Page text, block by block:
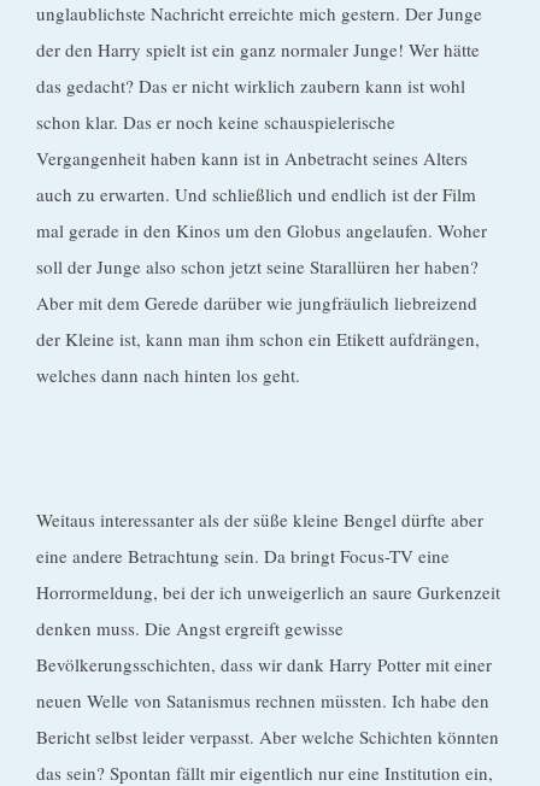
unglaublichste Nachricht erreichte mich gestern. Der Junge
der den Harry spielt ist ein ganz normaler Junge! Wer hätte
das gedacht? Das er nicht wirklich zaubern kann ist wohl
schon klar. Das er noch keine schauspielerische
Vergangenheit haben kann ist in Anbetracht seines Alters
auch zu erwarten. Und schließlich und endlich ist der Film
mal gerade in den Kinos um den Globus angelaufen. Woher
soll der Junge also schon jetzt seine Starallüren her haben?
Aber mit dem Gerede darüber wie jungfräulich liebreizend
der Kleine ist, kann man ihm schon ein Etikett aufdrängen,
welches dann nach hinten los geht.
Weitaus interessanter als der süße kleine Bengel dürfte aber
eine andere Betrachtung sein. Da bringt Focus-TV eine
Horrormeldung, bei der ich unweigerlich an saure Gurkenzeit
denken muss. Die Angst ergreift gewisse
Bevölkerungsschichten, dass wir dank Harry Potter mit einer
neuen Welle von Satanismus rechnen müssten. Ich habe den
Bericht selbst leider verpasst. Aber welche Schichten könnten
das sein? Spontan fällt mir eigentlich nur eine Institution ein,